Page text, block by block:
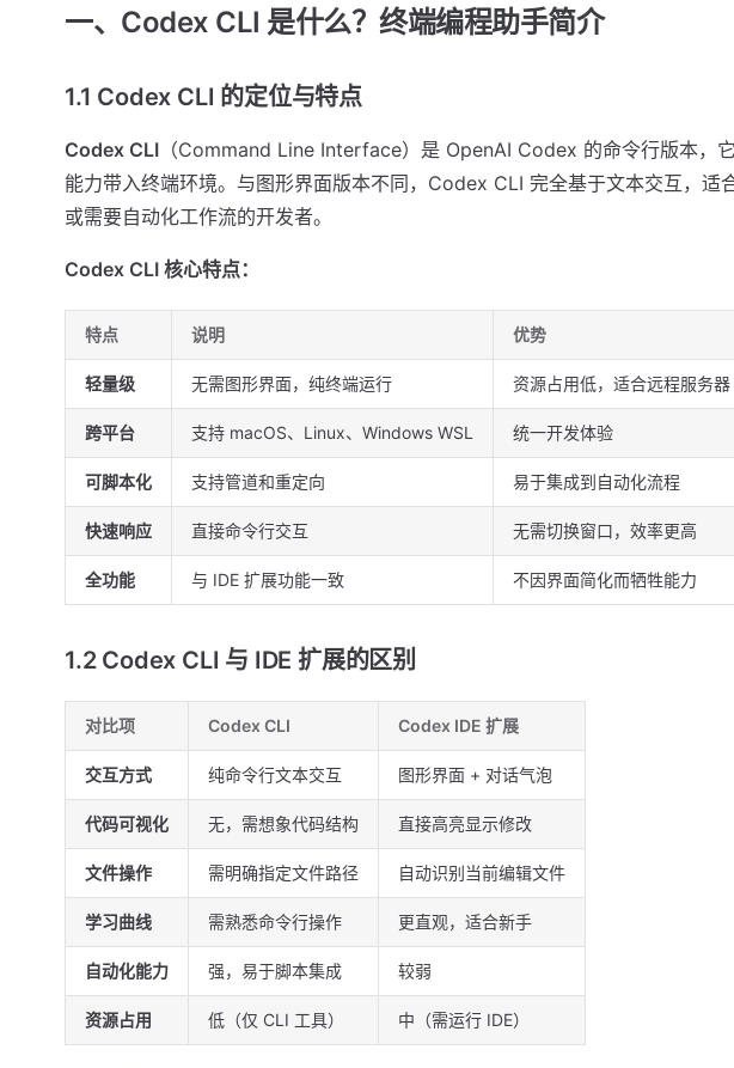
一、Codex CLI 是什么？终端编程助手简介
1.1 Codex CLI 的定位与特点
Codex CLI （Command Line Interface）是 OpenAI Codex 的命令行版本，
能力带入终端环境。与图形界面版本不同，Codex CLI 完全基于文本交互，适
或需要自动化工作流的开发者。
Codex CLI 核心特点：
特点 说明 优势
轻量级 无需图形界面，纯终端运行 资源占用低，适合远程服务器
跨平台 支持 macOS、Linux、Windows WSL 统一开发体验
可脚本化 支持管道和重定向 易于集成到自动化流程
快速响应 直接命令行交互 无需切换窗口，效率更高
全功能 与 IDE 扩展功能一致 不因界面简化而牺牲能力
1.2 Codex CLI 与 IDE 扩展的区别
对比项 Codex CLI Codex IDE 扩展
交互方式 纯命令行文本交互 图形界面 + 对话气泡
代码可视化 无，需想象代码结构 直接高亮显示修改
文件操作 需明确指定文件路径 自动识别当前编辑文件
学习曲线 需熟悉命令行操作 更直观，适合新手
自动化能力 强，易于脚本集成 较弱
资源占用 低（仅 CLI 工具） 中（需运行 IDE）